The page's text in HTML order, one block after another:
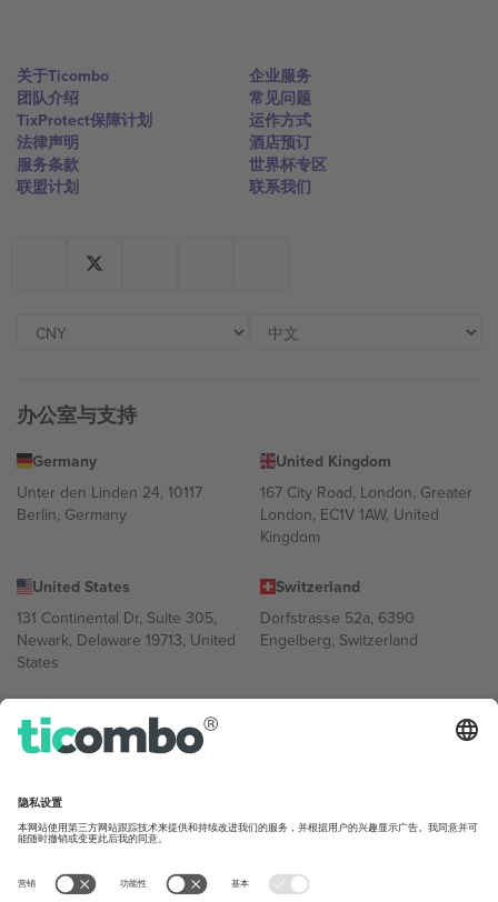
关于Ticombo
团队介绍
TixProtect保障计划
法律声明
服务条款
联盟计划
企业服务
常见问题
运作方式
酒店预订
世界杯专区
联系我们
办公室与支持
Germany
Unter den Linden 24, 10117
Berlin, Germany
United Kingdom
167 City Road, London, Greater
London, EC1V 1AW, United
Kingdom
United States
131 Continental Dr, Suite 305,
Newark, Delaware 19713, United
States
Switzerland
Dorfstrasse 52a, 6390
Engelberg, Switzerland
Bulgaria
Regus Sofia City West, bul
UAE Dubai Silicon Oasis, DDP
Mexico
Av Chapultepec 360, Roma
Norte, Cuauhtémoc, 06700